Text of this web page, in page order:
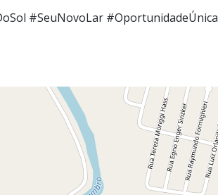
#SeuNovoLar #OportunidadeÚnica